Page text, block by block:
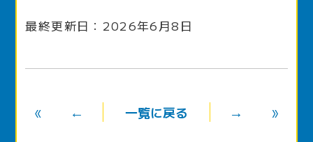
最終更新日：2026年6月8日
« ← 一覧に戻る → »